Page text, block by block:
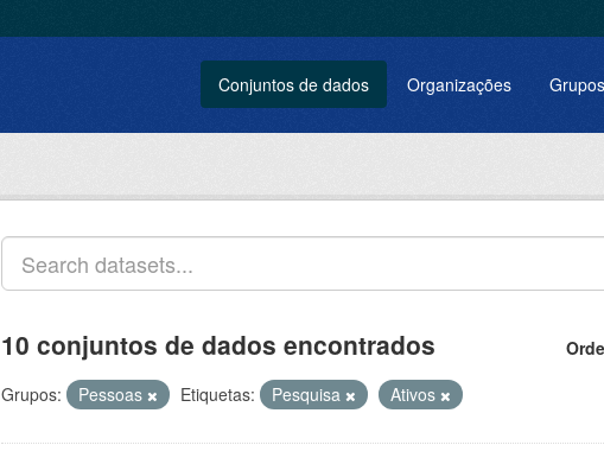
Conjuntos de dados Organizações Grupos
10 conjuntos de dados encontrados
Grupos: Pessoas Etiquetas: Pesquisa Ativos